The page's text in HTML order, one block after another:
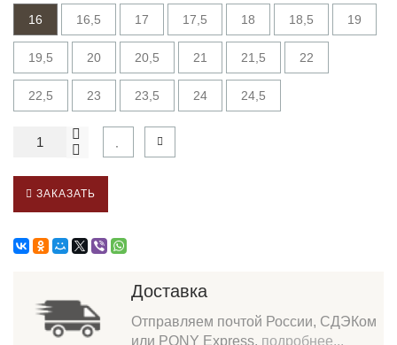
16 16,5 17 17,5 18 18,5 19
19,5 20 20,5 21 21,5 22
22,5 23 23,5 24 24,5
ЗАКАЗАТЬ
Доставка
Отправляем почтой России, СДЭКом
или PONY Express, подробнее...